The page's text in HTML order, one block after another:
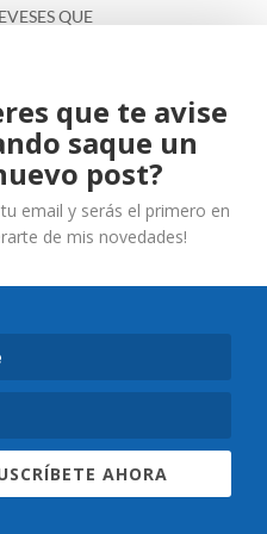
QUE
DE CADA
SON
NO EN
UN
O
SEA, EN
nuestrapolítica de cookies, pinche el
que te avise
saque un
post?
email y serás el primero en
de mis novedades!
AHORA